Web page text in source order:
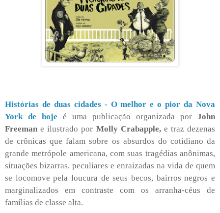
Histórias de duas cidades - O melhor e o pior da Nova
York de hoje é uma publicação organizada por John
Freeman e ilustrado por Molly Crabapple,e traz dezenas
de crônicas que falam sobre os absurdos do cotidiano da
grande metrópole americana, com suas tragédias anônimas,
situações bizarras, peculiares e enraizadas na vida de quem
se locomove pela loucura de seus becos, bairros negros e
marginalizados em contraste com os arranha-céus de
famílias de classe alta.